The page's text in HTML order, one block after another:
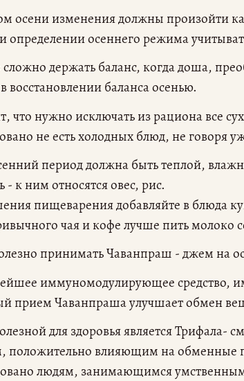
осени изменения должны произойти
определении осеннего режима
держать баланс, когда доша,
восстановлении баланса осенью.
что нужно исключать из рациона все
не есть холодных блюд, не говоря
период должна быть теплой,
- к ним относятся овес, рис.
пищеварения добавляйте в блюда
чая и кофе лучше пить
принимать Чаванпраш - джем на
иммуномодулирующее средство,
прием Чаванпраша улучшает обмен
для здоровья является Трифала-
положительно влияющим на
людям, занимающимся